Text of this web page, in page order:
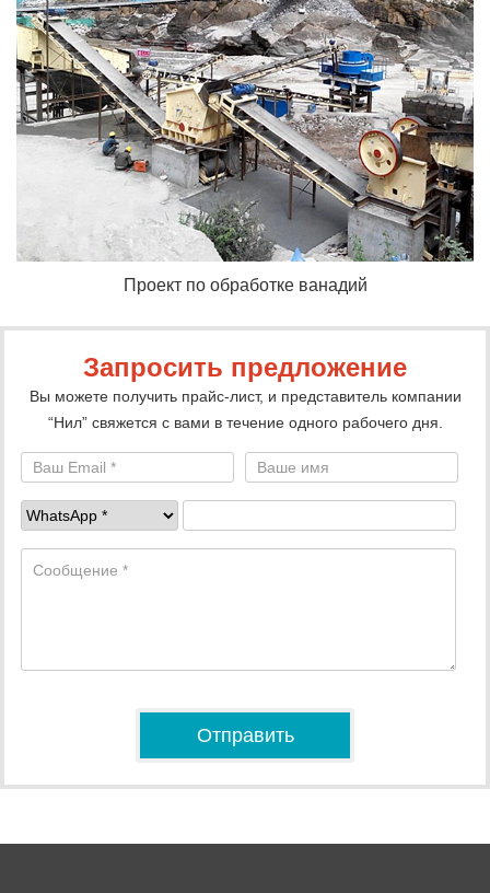
Проект по обработке ванадий
Запросить предложение
Вы можете получить прайс-лист, и представитель компании
“Нил” свяжется с вами в течение одного рабочего дня.